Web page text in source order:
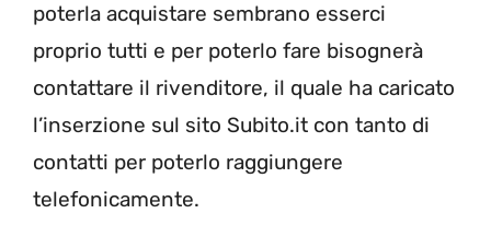
poterla acquistare sembrano esserci
proprio tutti e per poterlo fare bisognerà
contattare il rivenditore, il quale ha caricato
l’inserzione sul sito Subito.it con tanto di
contatti per poterlo raggiungere
telefonicamente.